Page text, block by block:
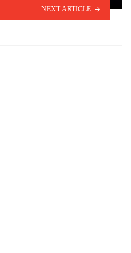
NEXT ARTICLE